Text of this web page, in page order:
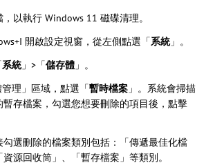
以執行 Windows 11 磁碟清理。
開啟設定視窗，從左側點選「系統」。
系統」>「儲存體 」。
理」區域，點選「暫時檔案 」。系統會掃描
存檔案，勾選您想要刪除的項目後，點擊
選刪除的檔案類別包括：「傳遞最佳化檔
源回收筒」、「暫存檔案」等類別。